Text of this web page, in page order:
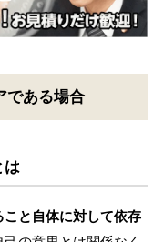
である場合
は
と自体に対して依存